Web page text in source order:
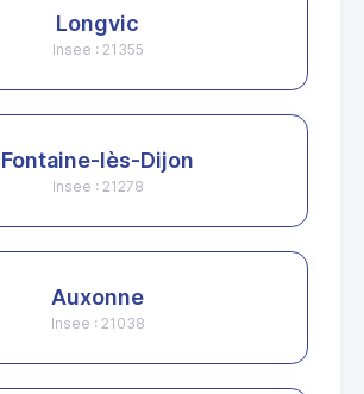
Longvic
Insee : 21355
Fontaine-lès-Dijon
Insee : 21278
Auxonne
Insee : 21038